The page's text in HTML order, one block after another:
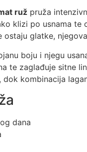
ruž pruža
klizi po usnama
glatke,
boju i njegu
te zaglađuje sitne
kombinacija
dana